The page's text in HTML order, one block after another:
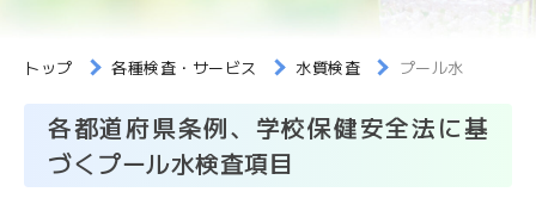
各種検査窓口のご案内
衛生検査とHACCP
水質検査
アクセス
採用情報
トップ 各種検査・サービス 水質検査 プール水
各都道府県条例、学校保健安全法に基
づくプール水検査項目